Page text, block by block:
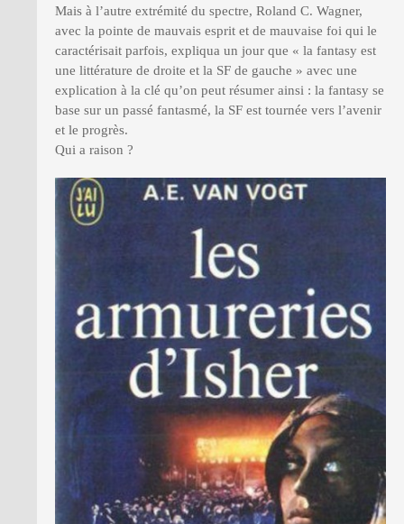
Mais à l’autre extrémité du spectre, Roland C. Wagner,
avec la pointe de mauvais esprit et de mauvaise foi qui le
caractérisait parfois, expliqua un jour que « la fantasy est
une littérature de droite et la SF de gauche » avec une
explication à la clé qu’on peut résumer ainsi : la fantasy se
base sur un passé fantasmé, la SF est tournée vers l’avenir
et le progrès.
Qui a raison ?